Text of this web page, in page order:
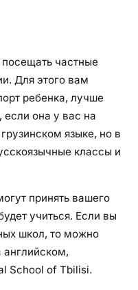
частные
Для этого вам
ребенка, лучше
если она у вас на
языке, но в
классы и
принять вашего
учиться. Если вы
школ, то можно
английском,
School of Tbilisi.